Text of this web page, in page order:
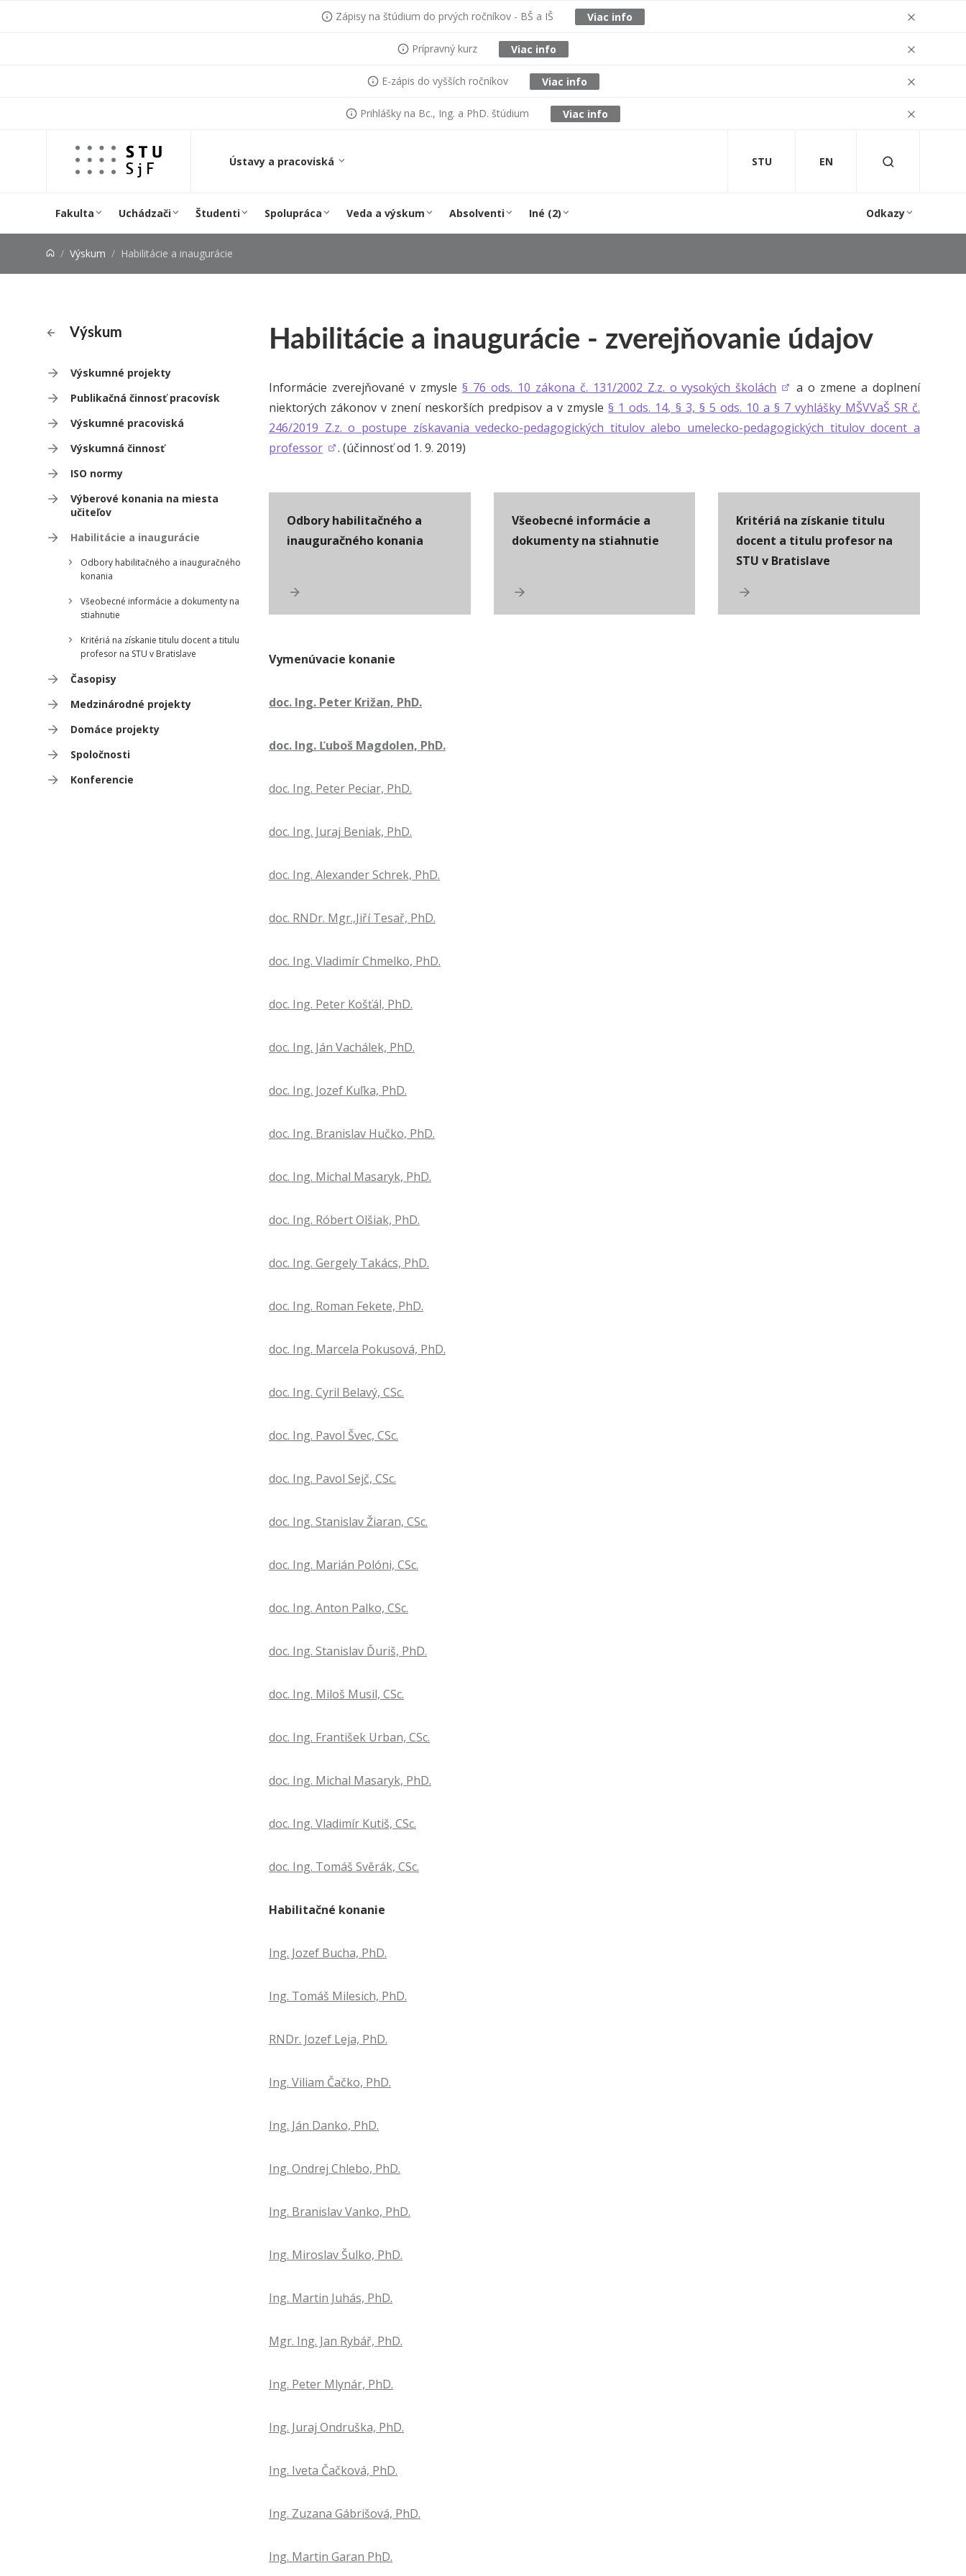
Zápisy na štúdium do prvých ročníkov - BŠ a IŠ Viac info
Prípravný kurz Viac info
E-zápis do vyšších ročníkov Viac info
Prihlášky na Bc., Ing. a PhD. štúdium Viac info
Ústavy a pracoviská STU EN
Fakulta Uchádzači Študenti Spolupráca Veda a výskum Absolventi Iné (2) Odkazy
Výskum Habilitácie a inaugurácie
Výskum
Výskumné projekty
Publikačná činnosť pracovísk
Výskumné pracoviská
Výskumná činnosť
ISO normy
Výberové konania na miesta
učiteľov
Habilitácie a inaugurácie
Odbory habilitačného a inauguračného
konania
Všeobecné informácie a dokumenty na
stiahnutie
Kritériá na získanie titulu docent a titulu
profesor na STU v Bratislave
Časopisy
Medzinárodné projekty
Domáce projekty
Spoločnosti
Konferencie
Habilitácie a inaugurácie - zverejňovanie údajov
Informácie zverejňované v zmysle § 76 ods. 10 zákona č. 131/2002 Z.z. o vysokých školách
a o zmene a doplnení
niektorých zákonov v znení neskorších predpisov a v zmysle§ 1 ods. 14, § 3, § 5 ods. 10 a § 7 vyhlášky MŠVVaŠ SR č.
246/2019 Z.z. o postupe získavania vedecko-pedagogických titulov alebo umelecko-pedagogických titulov docent a
professor
. (účinnosť od 1. 9. 2019)
Odbory habilitačného a
inauguračného konania
Všeobecné informácie a
dokumenty na stiahnutie
Kritériá na získanie titulu
docent a titulu profesor na
STU v Bratislave
Vymenúvacie konanie
doc. Ing. Peter Križan, PhD.
doc. Ing. Ľuboš Magdolen, PhD.
doc. Ing. Peter Peciar, PhD.
doc. Ing. Juraj Beniak, PhD.
doc. Ing. Alexander Schrek, PhD.
doc. RNDr. Mgr.,Jiří Tesař, PhD.
doc. Ing. Vladimír Chmelko, PhD.
doc. Ing. Peter Košťál, PhD.
doc. Ing. Ján Vachálek, PhD.
doc. Ing. Jozef Kuľka, PhD.
doc. Ing. Branislav Hučko, PhD.
doc. Ing. Michal Masaryk, PhD.
doc. Ing. Róbert Olšiak, PhD.
doc. Ing. Gergely Takács, PhD.
doc. Ing. Roman Fekete, PhD.
doc. Ing. Marcela Pokusová, PhD.
doc. Ing. Cyril Belavý, CSc.
doc. Ing. Pavol Švec, CSc.
doc. Ing. Pavol Sejč, CSc.
doc. Ing. Stanislav Žiaran, CSc.
doc. Ing. Marián Polóni, CSc.
doc. Ing. Anton Palko, CSc.
doc. Ing. Stanislav Ďuriš, PhD.
doc. Ing. Miloš Musil, CSc.
doc. Ing. František Urban, CSc.
doc. Ing. Michal Masaryk, PhD.
doc. Ing. Vladimír Kutiš, CSc.
doc. Ing. Tomáš Svěrák, CSc.
Habilitačné konanie
Ing. Jozef Bucha, PhD.
Ing. Tomáš Milesich, PhD.
RNDr. Jozef Leja, PhD.
Ing. Viliam Čačko, PhD.
Ing. Ján Danko, PhD.
Ing. Ondrej Chlebo, PhD.
Ing. Branislav Vanko, PhD.
Ing. Miroslav Šulko, PhD.
Ing. Martin Juhás, PhD.
Mgr. Ing. Jan Rybář, PhD.
Ing. Peter Mlynár, PhD.
Ing. Juraj Ondruška, PhD.
Ing. Iveta Čačková, PhD.
Ing. Zuzana Gábrišová, PhD.
Ing. Martin Garan PhD.